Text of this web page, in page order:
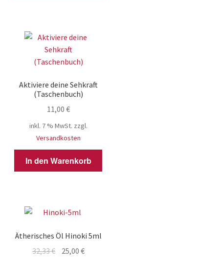
Aktiviere deine Sehkraft
(Taschenbuch)
11,00 €
inkl. 7 % MwSt. zzgl.
Versandkosten
In den Warenkorb
Ätherisches Öl Hinoki 5ml
32,33€ Ursprünglicher
25,00 €Aktueller